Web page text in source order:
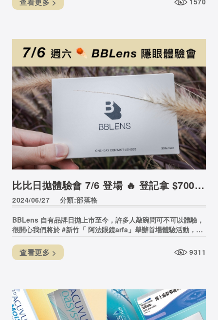
比比日拋體驗會 7/6 登場 🔥 登記拿 $700 禮物
2024/06/27 分類:部落格
BBLens 自有品牌日拋上市至今，許多人敲碗問可不可以體驗，
很開心我們將於 #新竹「 阿法眼鏡arfa」舉辦首場體驗活動，更
準備價值 $700 禮物 🥰
查看更多 > 9311